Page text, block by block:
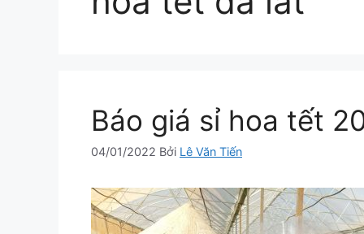
Báo giá sỉ hoa tết
04/01/2022 Bởi Lê Văn Tiến